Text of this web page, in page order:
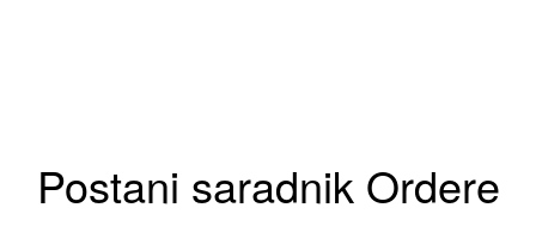
Postani saradnik Ordere